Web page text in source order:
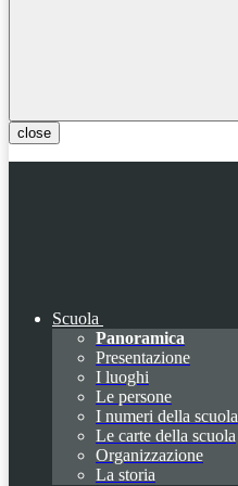
close
Scuola
Panoramica
Presentazione
I luoghi
Le persone
I numeri della scuola
Le carte della scuola
Organizzazione
La storia